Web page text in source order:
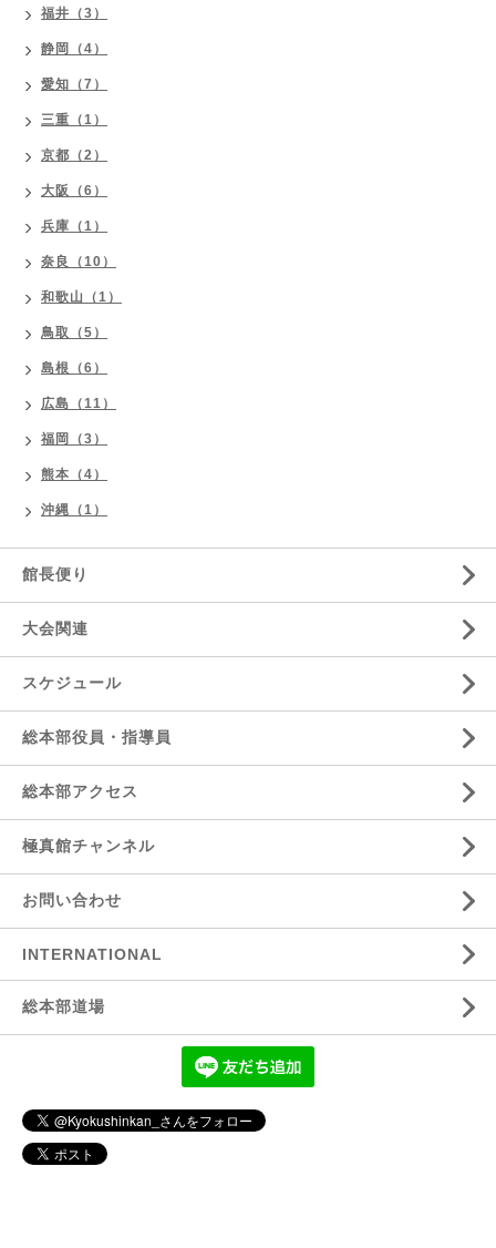
福井（3）
静岡（4）
愛知（7）
三重（1）
京都（2）
大阪（6）
兵庫（1）
奈良（10）
和歌山（1）
鳥取（5）
島根（6）
広島（11）
福岡（3）
熊本（4）
沖縄（1）
館長便り
大会関連
スケジュール
総本部役員・指導員
総本部アクセス
極真館チャンネル
お問い合わせ
INTERNATIONAL
総本部道場